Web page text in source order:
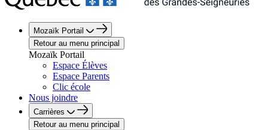
Mozaïk Portail
Retour au menu principal
Mozaïk Portail
Espace Élèves
Espace Parents
Clic école
Nous joindre
Carrières
Retour au menu principal